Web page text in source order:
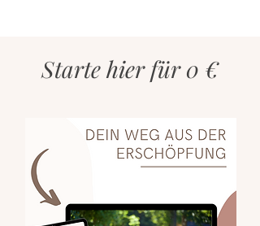
Starte hier für 0 €